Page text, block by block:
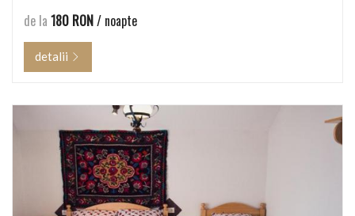
de la 180 RON/ noapte
detalii